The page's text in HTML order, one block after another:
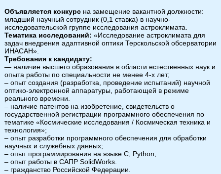
Объявляется конкурс на замещение вакантной должности:
младший научный сотрудник (0,1 ставка) в научно-
исследовательской группе исследования астроклимата.
Тематика исследований: «Исследование астроклимата для
задач внедрения адаптивной оптики Терскольской обсерватории
ИНАСАН».
Требования к кандидату:
— наличие высшего образования в области естественных наук и
опыта работы по специальности не менее 4-х лет;
– опыт создания (разработка, проведение испытаний) научной
оптико-электронной аппаратуры, работающей в режиме
реального времени.
– наличие патентов на изобретение, свидетельств о
государственной регистрации программного обеспечения по
тематике «Космические исследования / Космическая техника и
технология»;
– опыт разработки программного обеспечения для обработки
научных и служебных данных;
– опыт программирования на языке С, Python;
– опыт работы в САПР SolidWorks.
– гражданство Российской Федерации.